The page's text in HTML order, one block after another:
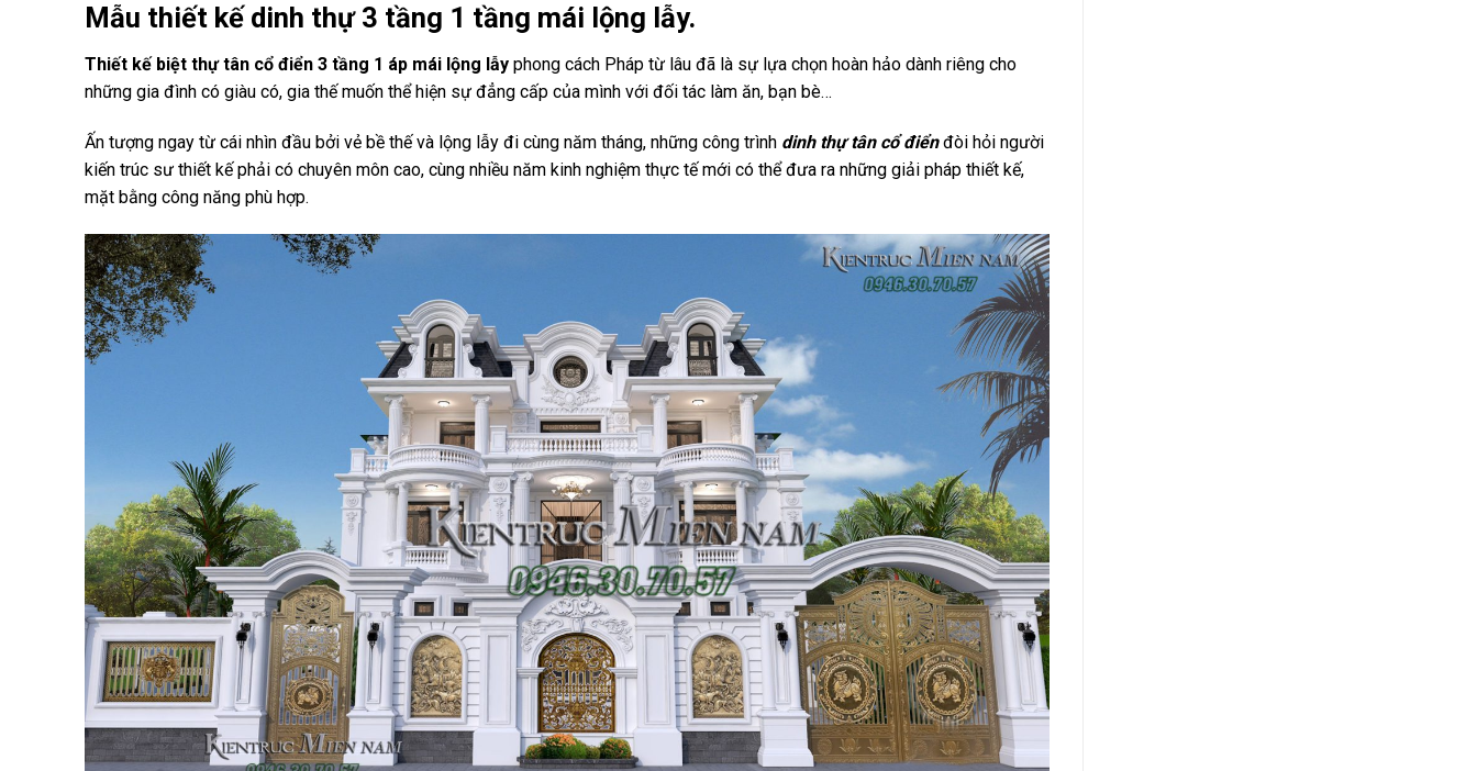
Mẫu thiết kế dinh thự 3 tầng 1 tầng mái lộng lẫy.
Thiết kế biệt thự tân cổ điển 3 tầng 1 áp mái lộng lẫy phong cách Pháp từ lâu đã là sự lựa chọn hoàn hảo dành riêng cho
những gia đình có giàu có, gia thế muốn thể hiện sự đẳng cấp của mình với đối tác làm ăn, bạn bè…
Ấn tượng ngay từ cái nhìn đầu bởi vẻ bề thế và lộng lẫy đi cùng năm tháng, những công trình dinh thự tân cổ điểnđòi hỏi người
kiến trúc sư thiết kế phải có chuyên môn cao, cùng nhiều năm kinh nghiệm thực tế mới có thể đưa ra những giải pháp thiết kế,
mặt bằng công năng phù hợp.